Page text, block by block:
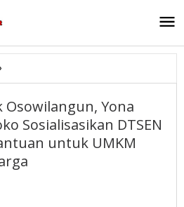
di
Osowilangun,
Yona
Bagus
Widyatmoko
Sosialisasikan
Osowilangun, Yona
Sosialisasikan DTSEN
untuk UMKM